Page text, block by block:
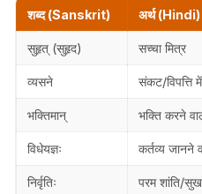
शब्द (Sanskrit) अर्थ (Hindi)
सुहृत् (सुहृद) सच्चा मित्र
व्यसने संकट/विपत्ति में
भक्तिमान् भक्ति करने
विधेयज्ञः कर्तव्य जानने
निर्वृतिः परम शांति/सुख